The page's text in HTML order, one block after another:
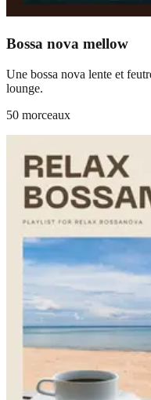
Bossa nova mellow
Une bossa nova lente et
lounge.
50 morceaux